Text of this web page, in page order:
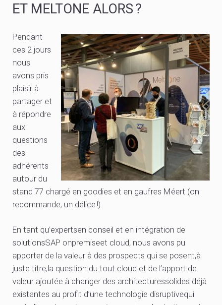
ET MELTONE ALORS ?
Pendant
ces 2 jours
nous
avons pris
plaisir à
partager et
à répondre
aux
questions
des
adhérents
autour du
stand 77 chargé en goodies et en gaufres Méert (on
recommande, un délice !).
En tant qu’expertsen conseil et en intégration de
solutionsSAP onpremiseet cloud, nous avons pu
apporter de la valeur à des prospects qui se posent,à
juste titre,la question du tout cloud et de l’apport de
valeur ajoutée à changer des architecturessolides déjà
existantes au profit d’une technologie disruptivequi